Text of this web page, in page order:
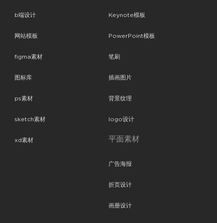
b端设计
网站模板
figma素材
图标库
ps素材
sketch素材
xd素材
Keynote模板
PowerPoint模板
笔刷
插画图片
背景纹理
logo设计
平面素材
广告海报
折页设计
画册设计